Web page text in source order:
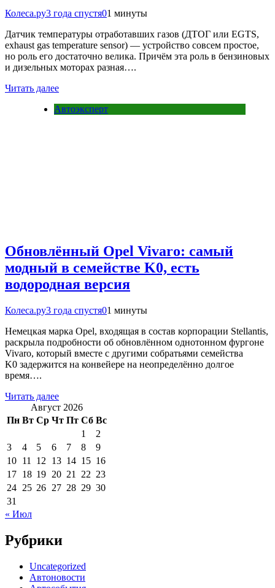
Колеса.ру3 года спустя01 минуты
Датчик температуры отработавших газов (ДТОГ или EGTS,
exhaust gas temperature sensor) — устройство совсем простое,
но роль его достаточно велика. Причём эта роль в бензиновых
и дизельных моторах разная….
Читать далее
Автоэксперт
Обновлённый Opel Vivaro: самый
модный в семействе K0, есть
водородная версия
Колеса.ру3 года спустя01 минуты
Немецкая марка Opel, входящая в состав корпорации Stellantis,
раскрыла подробности об обновлённом однотонном фургоне
Vivaro, который вместе с другими собратьями семейства
K0 задержится на конвейере на неопределённо долгое
время….
Читать далее
Август 2026
Пн Вт Ср Чт Пт Сб Вс
1
2
3
4 5 6 7 8
9
10 11 12 13 14 15 16
17 18 19 20 21 22 23
24 25 26 27 28 29 30
31
« Июл
Рубрики
Uncategorized
Автоновости